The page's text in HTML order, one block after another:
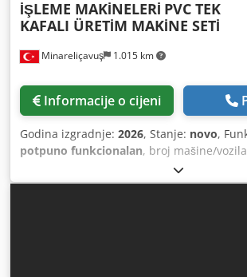
Minareliçavuş 1.015 km
İŞLEME MAKİNELERİ PVC TEK
KAFALI ÜRETİM MAKİNE SETİ
Informacije o cijeni
Godina izgradnje: 2026, Stanje: novo,
potpuno funkcionalan, broj mašine/